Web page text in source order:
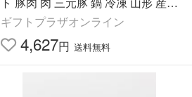
直送 ご挨拶 お返し お祝い
ギフトプラザオンライン
4,627円 送料無料